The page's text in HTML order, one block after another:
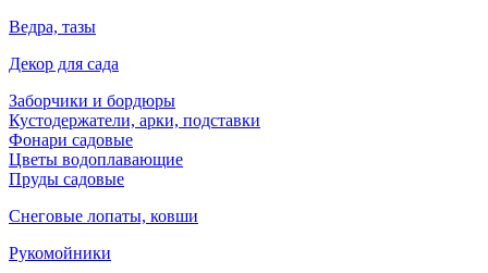
Ведра, тазы
Декор для сада
Заборчики и бордюры
Кустодержатели, арки, подставки
Фонари садовые
Цветы водоплавающие
Пруды садовые
Снеговые лопаты, ковши
Рукомойники